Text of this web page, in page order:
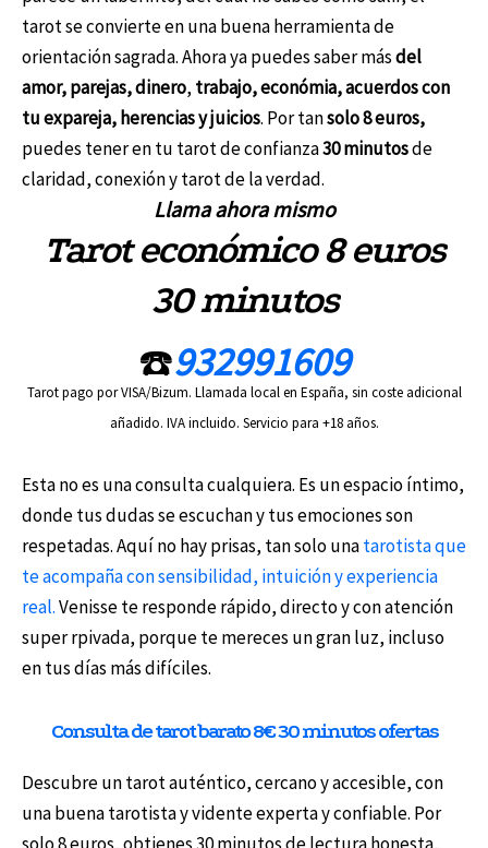
tarot se convierte en una buena herramienta de
orientación sagrada. Ahora ya puedes saber másdel
amor, parejas, dinero, trabajo, económia, acuerdos con
tu expareja, herencias y juicios. Por tansolo 8 euros,
puedes tener en tu tarot de confianza30 minutosde
claridad, conexión y tarot de la verdad.
Llama ahora mismo
Tarot económico 8 euros
30 minutos
☎️932991609
Tarot pago por VISA/Bizum. Llamada local en España, sin coste adicional
añadido. IVA incluido. Servicio para +18 años.
Esta no es una consulta cualquiera. Es un espacio íntimo,
donde tus dudas se escuchan y tus emociones son
respetadas. Aquí no hay prisas, tan solo unatarotista que
te acompaña con sensibilidad, intuición y experiencia
real.Venisse te responde rápido, directo y con atención
super rpivada, porque te mereces un gran luz, incluso
en tus días más difíciles.
Consulta de tarot barato 8€ 30 minutos ofertas
Descubre un tarot auténtico, cercano y accesible, con
una buena tarotista y vidente experta y confiable. Por